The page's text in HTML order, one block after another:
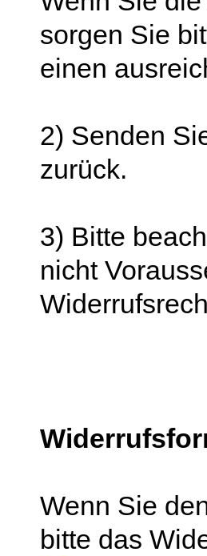
sorgen Sie
einen
2) Senden
zurück.
3) Bitte
nicht
Wenn Sie
bitte das